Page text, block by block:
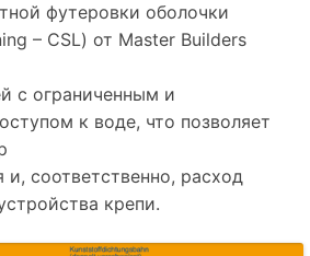
футеровки оболочки
– CSL) от Master Builders
с ограниченным и
к воде, что позволяет
и, соответственно, расход
крепи.